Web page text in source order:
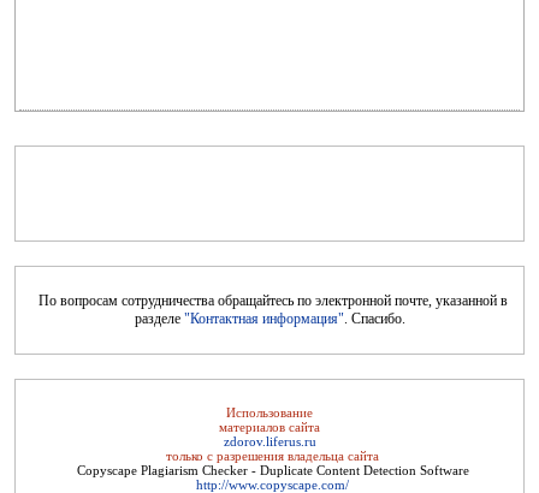
Целебные свойства пищевых растений
Цветущая косметика
По вопросам сотрудничества обращайтесь по электронной почте, указанной в
разделе "Контактная информация". Спасибо.
Использование
материалов сайта
zdorov.liferus.ru
только с разрешения владельца сайта
Copyscape Plagiarism Checker - Duplicate Content Detection Software
http://www.copyscape.com/